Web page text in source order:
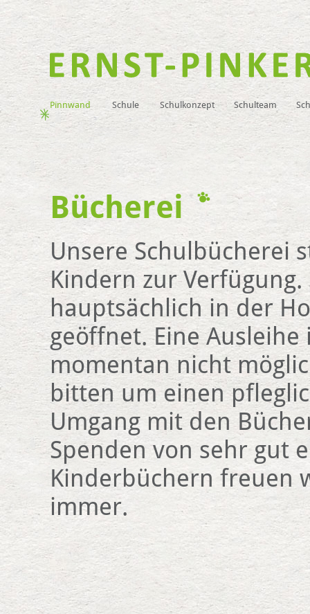
Pinnwand Schule Schulkonzept Schulteam
Bücherei
Unsere Schulbücherei
Kindern zur Verfügung.
hauptsächlich in der
geöffnet. Eine Ausleihe
momentan nicht
bitten um einen
Umgang mit den
Spenden von sehr gut
Kinderbüchern freuen
immer.